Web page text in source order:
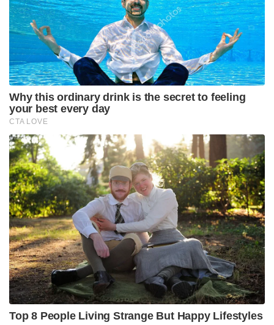
Why this ordinary drink is the secret to feeling
your best every day
CTA LOVE
Top 8 People Living Strange But Happy Lifestyles